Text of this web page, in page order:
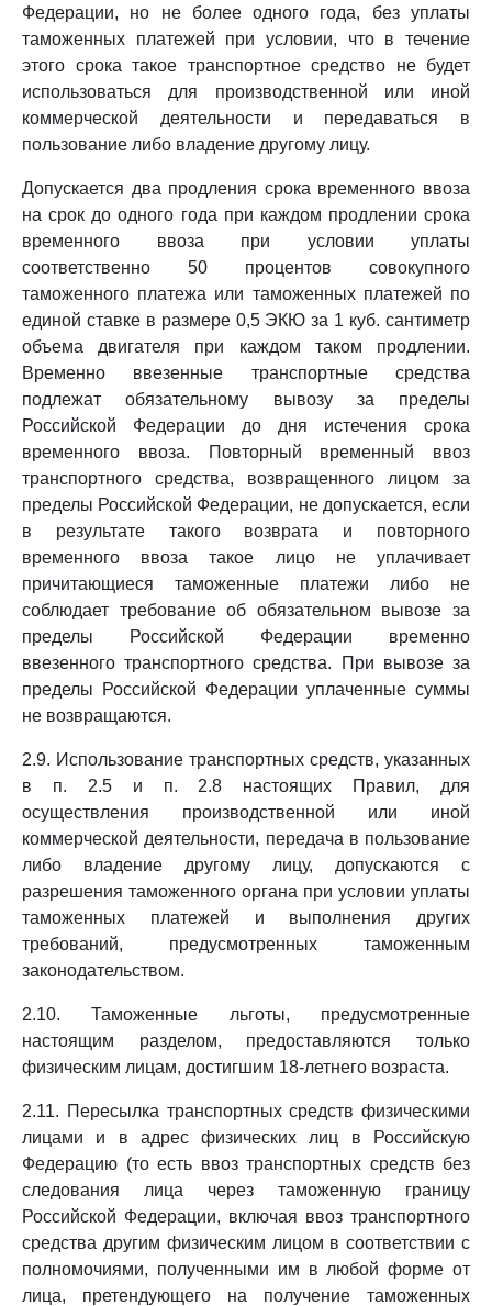
Федерации, но не более одного года, без уплаты
таможенных платежей при условии, что в течение
этого срока такое транспортное средство не будет
использоваться для производственной или иной
коммерческой деятельности и передаваться в
пользование либо владение другому лицу.
Допускается два продления срока временного ввоза
на срок до одного года при каждом продлении срока
временного ввоза при условии уплаты
соответственно 50 процентов совокупного
таможенного платежа или таможенных платежей по
единой ставке в размере 0,5 ЭКЮ за 1 куб. сантиметр
объема двигателя при каждом таком продлении.
Временно ввезенные транспортные средства
подлежат обязательному вывозу за пределы
Российской Федерации до дня истечения срока
временного ввоза. Повторный временный ввоз
транспортного средства, возвращенного лицом за
пределы Российской Федерации, не допускается, если
в результате такого возврата и повторного
временного ввоза такое лицо не уплачивает
причитающиеся таможенные платежи либо не
соблюдает требование об обязательном вывозе за
пределы Российской Федерации временно
ввезенного транспортного средства. При вывозе за
пределы Российской Федерации уплаченные суммы
не возвращаются.
2.9. Использование транспортных средств, указанных
в п. 2.5 и п. 2.8 настоящих Правил, для
осуществления производственной или иной
коммерческой деятельности, передача в пользование
либо владение другому лицу, допускаются с
разрешения таможенного органа при условии уплаты
таможенных платежей и выполнения других
требований, предусмотренных таможенным
законодательством.
2.10. Таможенные льготы, предусмотренные
настоящим разделом, предоставляются только
физическим лицам, достигшим 18-летнего возраста.
2.11. Пересылка транспортных средств физическими
лицами и в адрес физических лиц в Российскую
Федерацию (то есть ввоз транспортных средств без
следования лица через таможенную границу
Российской Федерации, включая ввоз транспортного
средства другим физическим лицом в соответствии с
полномочиями, полученными им в любой форме от
лица, претендующего на получение таможенных